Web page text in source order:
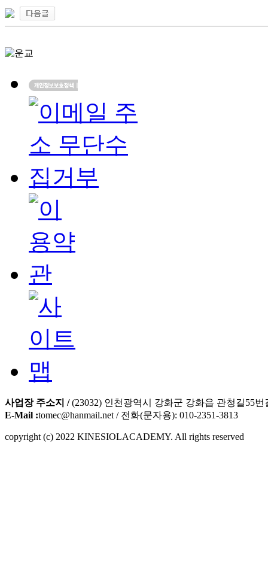
사업장 주소지 /(23032) 인천광역시 강화군 강화읍 관청길55번
E-Mail :tomec@hanmail.net / 전화(문자용): 010-2351-3813
copyright (c) 2022 KINESIOLACADEMY. All rights reserved